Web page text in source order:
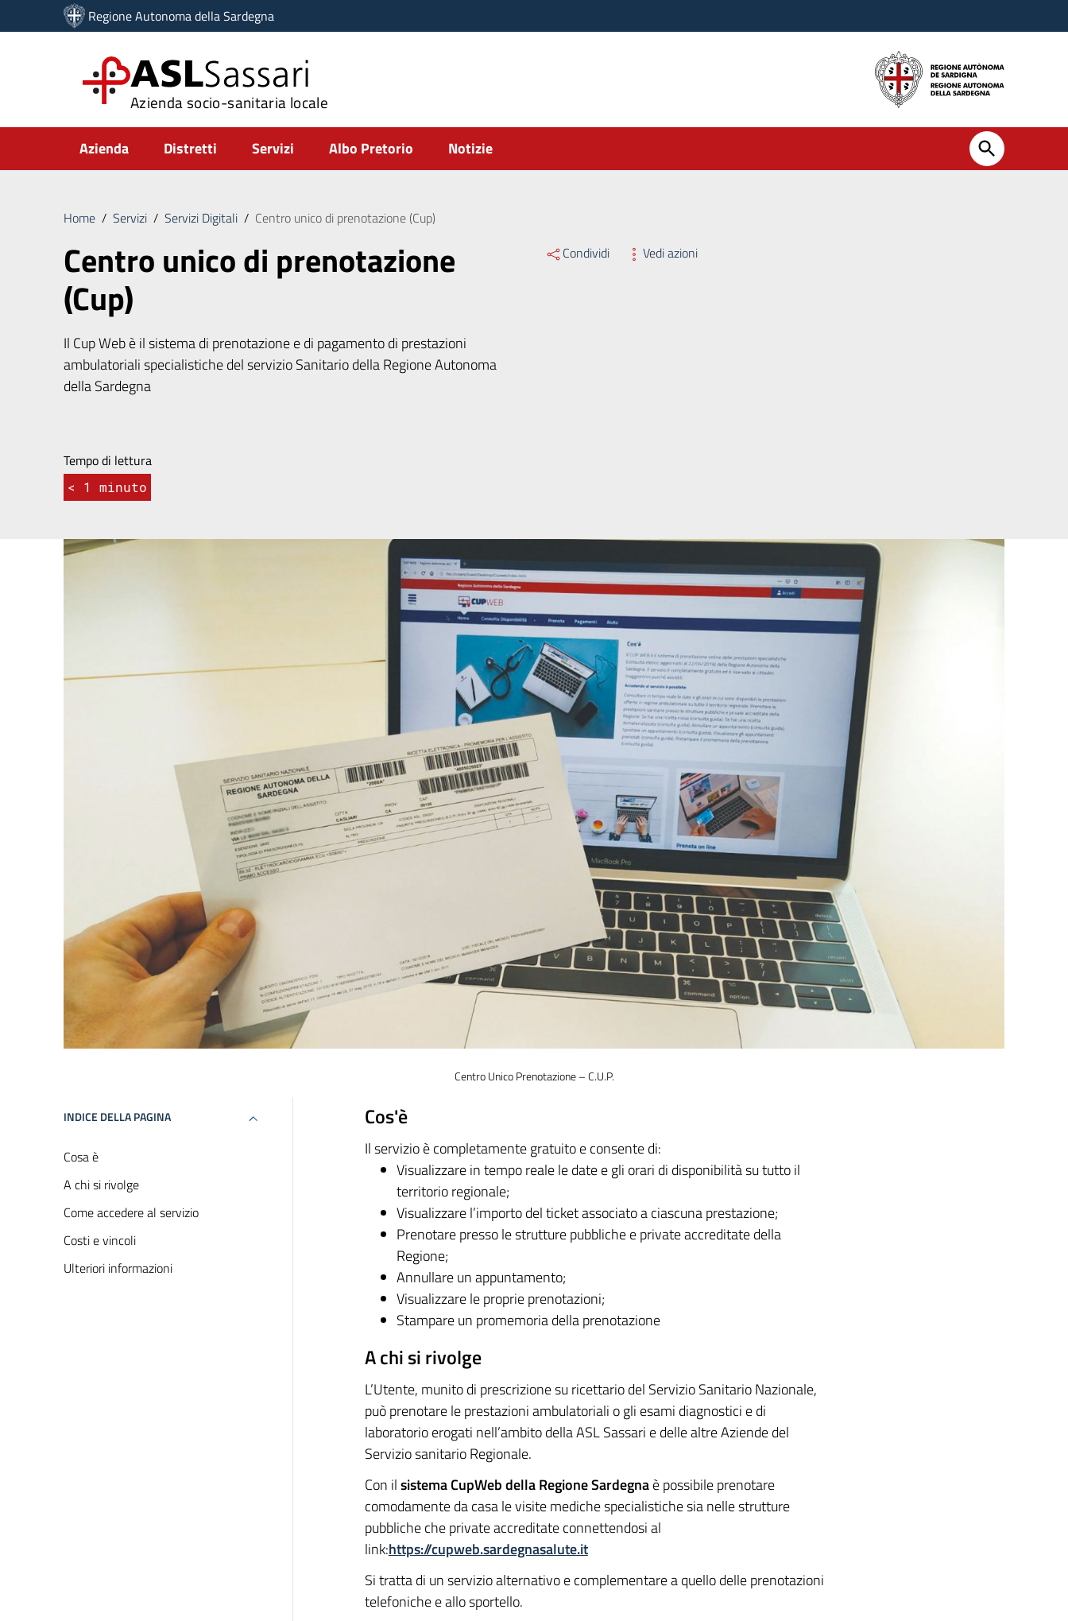
Vai ai contenuti
Vai al menu di navigazione
Regione Autonoma della Sardegna
ASLSassari
Azienda socio-sanitaria locale
Submenu
Azienda Distretti Servizi Albo Pretorio Notizie
Home / Servizi / Servizi Digitali / Centro unico di prenotazione (Cup)
Centro unico di prenotazione
(Cup)
Il Cup Web è il sistema di prenotazione e di pagamento di prestazioni
ambulatoriali specialistiche del servizio Sanitario della Regione Autonoma
della Sardegna
Condividi Vedi azioni
Tempo di lettura
< 1 minuto
Centro Unico Prenotazione – C.U.P.
INDICE DELLA PAGINA
Cosa è
A chi si rivolge
Come accedere al servizio
Costi e vincoli
Ulteriori informazioni
Cos'è
Il servizio è completamente gratuito e consente di:
Visualizzare in tempo reale le date e gli orari di disponibilità su tutto il
territorio regionale;
Visualizzare l’importo del ticket associato a ciascuna prestazione;
Prenotare presso le strutture pubbliche e private accreditate della
Regione;
Annullare un appuntamento;
Visualizzare le proprie prenotazioni;
Stampare un promemoria della prenotazione
A chi si rivolge
L’Utente, munito di prescrizione su ricettario del Servizio Sanitario Nazionale,
può prenotare le prestazioni ambulatoriali o gli esami diagnostici e di
laboratorio erogati nell’ambito della ASL Sassari e delle altre Aziende del
Servizio sanitario Regionale.
Con ilsistema CupWeb della Regione Sardegnaè possibile prenotare
comodamente da casa le visite mediche specialistiche sia nelle strutture
pubbliche che private accreditate connettendosi al
link:https://cupweb.sardegnasalute.it
Si tratta di un servizio alternativo e complementare a quello delle prenotazioni
telefoniche e allo sportello.